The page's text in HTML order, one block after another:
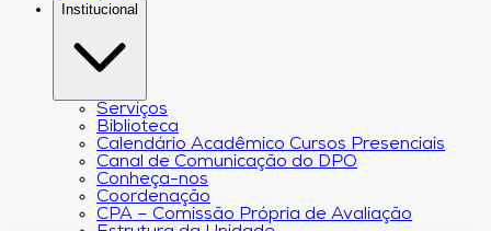
Institucional
Serviços
Biblioteca
Calendário Acadêmico Cursos Presenciais
Canal de Comunicação do DPO
Conheça-nos
Coordenação
CPA – Comissão Própria de Avaliação